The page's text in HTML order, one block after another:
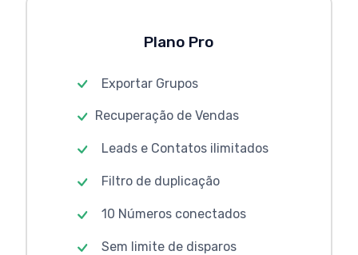
Plano Pro
Exportar Grupos
Recuperação de Vendas
Leads e Contatos ilimitados
Filtro de duplicação
10 Números conectados
Sem limite de disparos